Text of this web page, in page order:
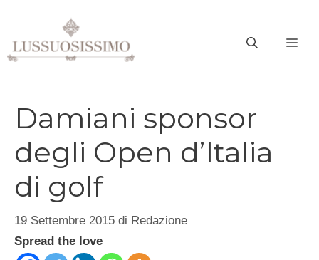
contenuto
Damiani sponsor
degli Open d’Italia
di golf
19 Settembre 2015 di Redazione
Spread the love